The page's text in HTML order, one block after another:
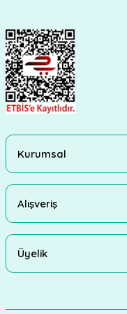
Kurumsal
Alışveriş
Üyelik